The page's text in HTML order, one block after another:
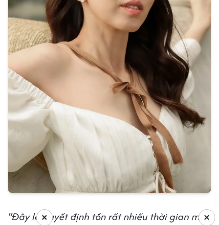
"Đây là quyết định tốn rất nhiều thời gian mới
×
×